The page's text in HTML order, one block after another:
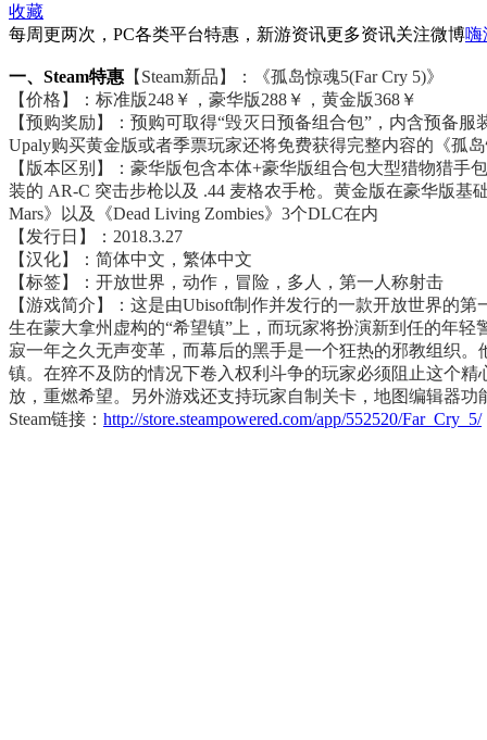
收藏
每周更两次，PC各类平台特惠，新游资讯更多资讯关注微博嗨
一、Steam特惠 【Steam新品】：《孤岛惊魂5(Far Cry 5)》
【价格】：标准版248￥，豪华版288￥，黄金版368￥
【预购奖励】：预购可取得“毁灭日预备组合包”，内含预备
Upaly购买黄金版或者季票玩家还将免费获得完整内容的《孤
【版本区别】：豪华版包含本体+豪华版组合包大型猎物猎
装的 AR-C 突击步枪以及 .44 麦格农手枪。黄金版在豪华版基
Mars》以及《Dead Living Zombies》3个DLC在内
【发行日】：2018.3.27
【汉化】：简体中文，繁体中文
【标签】：开放世界，动作，冒险，多人，第一人称射击
【游戏简介】：这是由Ubisoft制作并发行的一款开放世界的
生在蒙大拿州虚构的“希望镇”上，而玩家将扮演新到任的年
寂一年之久无声变革，而幕后的黑手是一个狂热的邪教组织
镇。在猝不及防的情况下卷入权利斗争的玩家必须阻止这个
放，重燃希望。另外游戏还支持玩家自制关卡，地图编辑器功
Steam链接： http://store.steampowered.com/app/552520/Far_Cry_5/